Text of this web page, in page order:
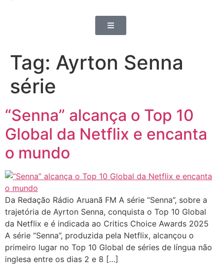
Tag: Ayrton Senna
série
“Senna” alcança o Top 10
Global da Netflix e encanta
o mundo
Da Redação Rádio Aruanã FM A série “Senna”, sobre a
trajetória de Ayrton Senna, conquista o Top 10 Global
da Netflix e é indicada ao Critics Choice Awards 2025
A série “Senna”, produzida pela Netflix, alcançou o
primeiro lugar no Top 10 Global de séries de língua não
inglesa entre os dias 2 e 8 […]